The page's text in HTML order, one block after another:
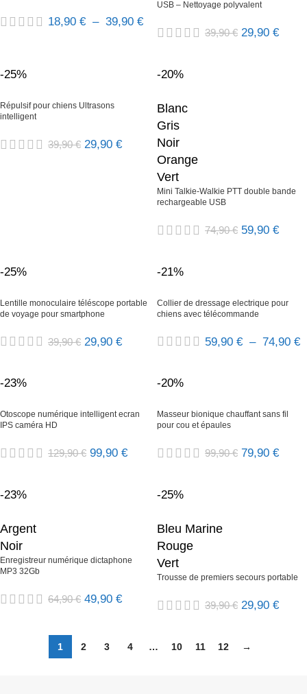
18,90 € – 39,90 €
USB – Nettoyage polyvalent
39,90€ 29,90 €
-25%
Répulsif pour chiens Ultrasons
intelligent
39,90€ 29,90 €
-20%
Blanc
Gris
Noir
Orange
Vert
Mini Talkie-Walkie PTT double bande
rechargeable USB
74,90€ 59,90 €
-25%
Lentille monoculaire téléscope portable
de voyage pour smartphone
39,90€ 29,90 €
-21%
Collier de dressage electrique pour
chiens avec télécommande
59,90 € – 74,90 €
-23%
Otoscope numérique intelligent ecran
IPS caméra HD
129,90€ 99,90 €
-20%
Masseur bionique chauffant sans fil
pour cou et épaules
99,90€ 79,90 €
-23%
Argent
Noir
Enregistreur numérique dictaphone
MP3 32Gb
64,90€ 49,90 €
-25%
Bleu Marine
Rouge
Vert
Trousse de premiers secours portable
39,90€ 29,90 €
1 2 3 4 … 10 11 12 →